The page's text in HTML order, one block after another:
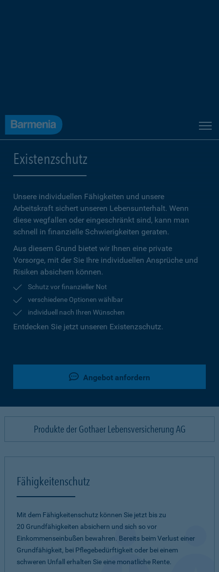
Existenzschutz
Unsere individuellen Fähigkeiten und unsere
Arbeitskraft sichert unseren Lebensunterhalt. Wenn
diese wegfallen oder eingeschränkt sind, kann man
schnell in finanzielle Schwierigkeiten geraten.
Aus diesem Grund bietet wir Ihnen eine private
Vorsorge, mit der Sie Ihre individuellen Ansprüche und
Risiken absichern können.
Schutz vor finanzieller Not
verschiedene Optionen wählbar
individuell nach Ihren Wünschen
Entdecken Sie jetzt unseren Existenzschutz.
Angebot anfordern
Produkte der Gothaer Lebensversicherung AG
Fähigkeitenschutz
Mit dem Fähigkeitenschutz können Sie jetzt bis zu
20 Grundfähigkeiten absichern und sich so vor
Einkommenseinbußen bewahren. Bereits beim Verlust einer
Grundfähigkeit, bei Pflegebedürftigkeit oder bei einem
schweren Unfall erhalten Sie eine monatliche Rente.